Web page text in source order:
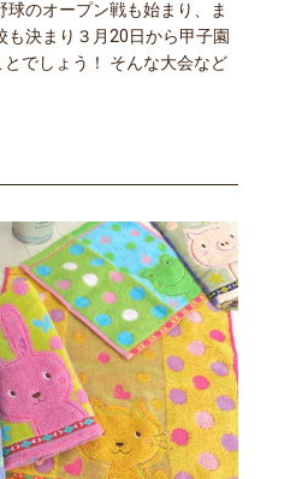
球のオープン戦も始まり、ま
決まり３月20日から甲子園
でしょう！ そんな大会など